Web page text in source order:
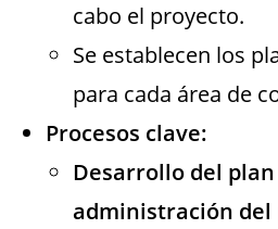
cabo el proyecto.
Se establecen los
para cada área de
Procesos clave:
Desarrollo del
administración del